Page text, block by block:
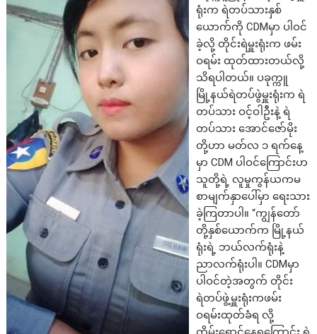
ရုံးက ရဲတပ်သားနှစ်
ယောက်ကို CDMမှာ ပါဝင်
ခဲ့လို့ တိုင်းရဲမှူးရုံးက ဖမ်း
ဝရမ်း ထုတ်ထားတယ်လို့
သိရပါတယ်။ ပခုက္ကူ
မြို့နယ်ရဲတပ်ဖွဲမှူးရုံးက ရဲ
တပ်သား ဝင့်ဝါဦးနဲ့ ရဲ
တပ်သား အောင်ဇော်မိုး
တို့ဟာ မတ်လ ၁ ရက်နေ့
မှာ CDM ပါဝင်ကြောင်းဟ
သူတို့ရဲ့ လူမှုကွန်ယကမ
စာမျက်နှာပေါ်မှာ ရေးသား
ခဲ့ကြတာပါ။ “ကျွန်တော်
တို့နှစ်ယောက်က မြို့နယ်
ရုံးရဲ့ ဘယ်လက်ရုံးနဲ့
ညာလက်ရုံးပါ။ CDMမှာ
ပါဝင်တဲ့အတွက် တိုင်း
ရဲတပ်ဖွဲ့မှူးရုံးကဖမ်း
ဝရမ်းထုတ်ခံရ လို့